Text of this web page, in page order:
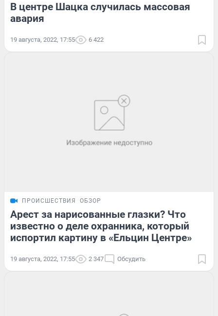
В центре Шацка случилась массовая
авария
19 августа, 2022, 17:55 6 422
ПРОИСШЕСТВИЯ ОБЗОР
Арест за нарисованные глазки? Что
известно о деле охранника, который
испортил картину в «Ельцин Центре»
19 августа, 2022, 17:55 2 347 Обсудить